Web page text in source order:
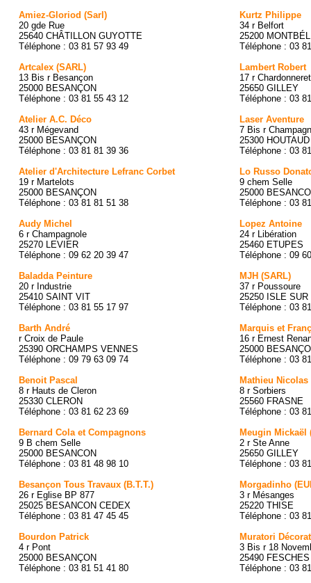
Amiez-Gloriod (Sarl)
20 gde Rue
25640 CHÂTILLON GUYOTTE
Téléphone : 03 81 57 93 49
Artcalex (SARL)
13 Bis r Besançon
25000 BESANÇON
Téléphone : 03 81 55 43 12
Atelier A.C. Déco
43 r Mégevand
25000 BESANÇON
Téléphone : 03 81 81 39 36
Atelier d'Architecture Lefranc Corbet
19 r Martelots
25000 BESANÇON
Téléphone : 03 81 81 51 38
Audy Michel
6 r Champagnole
25270 LEVIER
Téléphone : 09 62 20 39 47
Baladda Peinture
20 r Industrie
25410 SAINT VIT
Téléphone : 03 81 55 17 97
Barth André
r Croix de Paule
25390 ORCHAMPS VENNES
Téléphone : 09 79 63 09 74
Benoit Pascal
8 r Hauts de Cleron
25330 CLERON
Téléphone : 03 81 62 23 69
Bernard Cola et Compagnons
9 B chem Selle
25000 BESANCON
Téléphone : 03 81 48 98 10
Besançon Tous Travaux (B.T.T.)
26 r Eglise BP 877
25025 BESANCON CEDEX
Téléphone : 03 81 47 45 45
Bourdon Patrick
4 r Pont
25000 BESANÇON
Téléphone : 03 81 51 41 80
Kurtz Philippe
34 r Belfort
25200
Téléphone : 03
Lambert Robert
17 r
25650 GILLEY
Téléphone : 03
Laser Aventure
7 Bis r
25300 HOUTAUD
Téléphone : 03
Lo Russo
9 chem Selle
25000
Téléphone : 03
Lopez Antoine
24 r Libération
25460 ETUPES
Téléphone : 09
MJH (SARL)
37 r Poussoure
25250 ISLE
Téléphone : 03
Marquis et
16 r Ernest
25000
Téléphone : 03
Mathieu Nicolas
8 r Sorbiers
25560 FRASNE
Téléphone : 03
Meugin Mickaël
2 r Ste Anne
25650 GILLEY
Téléphone : 03
Morgadinho
3 r Mésanges
25220 THISE
Téléphone : 03
Muratori
3 Bis r 18
25490
Téléphone : 03